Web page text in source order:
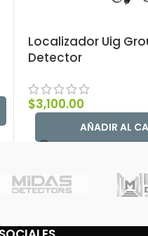
Localizador Uig
Detector
$3,100.00
AÑADIR AL